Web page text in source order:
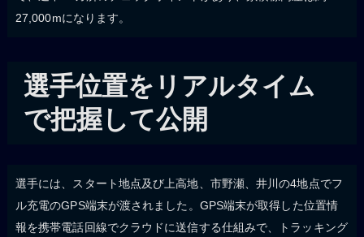
27,000mになります。
選手位置をリアルタイム
で把握して公開
選手には、スタート地点及び上高地、市野瀬、井川の4地点でフ
ル充電のGPS端末が渡されました。GPS端末が取得した位置情
報を携帯電話回線でクラウドに送信する仕組みで、トラッキング